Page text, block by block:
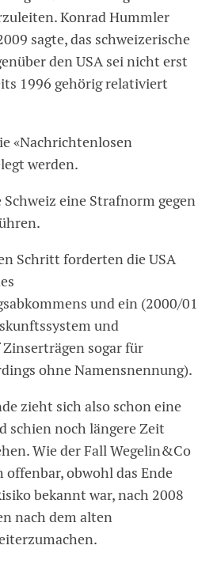
Konrad Hummler
sagte, das schweizerische
den USA sei nicht erst
1996 gehörig relativiert
«Nachrichtenlosen
werden.
eine Strafnorm gegen
Schritt forderten die USA
und ein (2000/01
und
sogar für
ohne Namensnennung).
zieht sich also schon eine
schien noch längere Zeit
Wie der Fall Wegelin&Co
offenbar, obwohl das Ende
bekannt war, nach 2008
nach dem alten